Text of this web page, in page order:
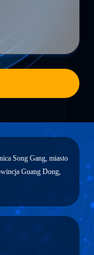
Song Gang, miasto
Guang Dong,